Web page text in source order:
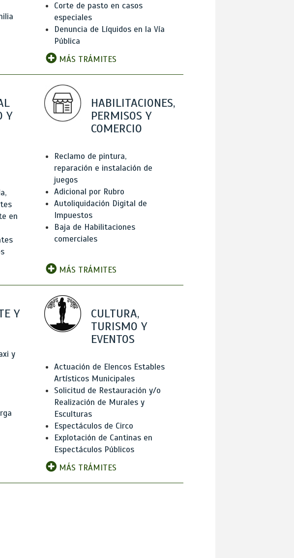
Corte de pasto en casos
especiales
Denuncia de Líquidos en la Vía
Pública
MÁS TRÁMITES
Y
en
HABILITACIONES,
PERMISOS Y
COMERCIO
Reclamo de pintura,
reparación e instalación de
juegos
Adicional por Rubro
Autoliquidación Digital de
Impuestos
Baja de Habilitaciones
comerciales
MÁS TRÁMITES
Y
y
CULTURA,
TURISMO Y
EVENTOS
Actuación de Elencos Estables
Artísticos Municipales
Solicitud de Restauración y/o
Realización de Murales y
Esculturas
Espectáculos de Circo
Explotación de Cantinas en
Espectáculos Públicos
MÁS TRÁMITES